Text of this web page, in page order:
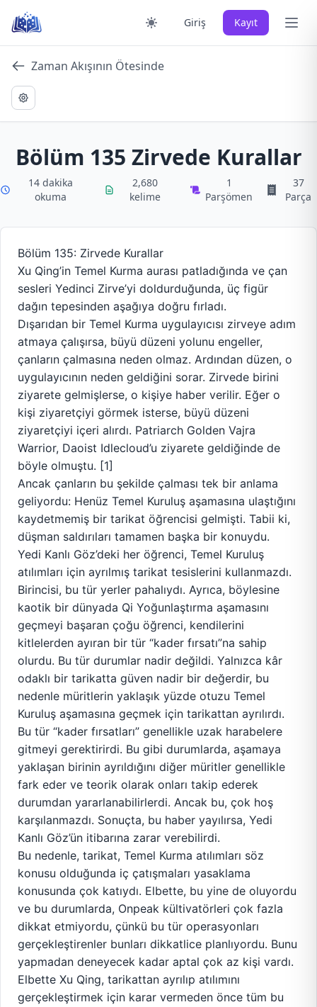
content
Giriş Kayıt Ana
Zaman Akışının Ötesinde
Bölüm 135 Zirvede Kurallar
14 dakika
okuma
2,680
kelime
1
Parşömen
37
Parça
Bölüm 135: Zirvede Kurallar
Xu Qing’in Temel Kurma aurası patladığında ve çan
sesleri Yedinci Zirve’yi doldurduğunda, üç figür
dağın tepesinden aşağıya doğru fırladı.
Dışarıdan bir Temel Kurma uygulayıcısı zirveye adım
atmaya çalışırsa, büyü düzeni yolunu engeller,
çanların çalmasına neden olmaz. Ardından düzen, o
uygulayıcının neden geldiğini sorar. Zirvede birini
ziyarete gelmişlerse, o kişiye haber verilir. Eğer o
kişi ziyaretçiyi görmek isterse, büyü düzeni
ziyaretçiyi içeri alırdı. Patriarch Golden Vajra
Warrior, Daoist Idlecloud’u ziyarete geldiğinde de
böyle olmuştu. [1]
Ancak çanların bu şekilde çalması tek bir anlama
geliyordu: Henüz Temel Kuruluş aşamasına ulaştığını
kaydetmemiş bir tarikat öğrencisi gelmişti. Tabii ki,
düşman saldırıları tamamen başka bir konuydu.
Yedi Kanlı Göz’deki her öğrenci, Temel Kuruluş
atılımları için ayrılmış tarikat tesislerini kullanmazdı.
Birincisi, bu tür yerler pahalıydı. Ayrıca, böylesine
kaotik bir dünyada Qi Yoğunlaştırma aşamasını
geçmeyi başaran çoğu öğrenci, kendilerini
kitlelerden ayıran bir tür “kader fırsatı”na sahip
olurdu. Bu tür durumlar nadir değildi. Yalnızca kâr
odaklı bir tarikatta güven nadir bir değerdir, bu
nedenle müritlerin yaklaşık yüzde otuzu Temel
Kuruluş aşamasına geçmek için tarikattan ayrılırdı.
Bu tür “kader fırsatları” genellikle uzak harabelere
gitmeyi gerektirirdi. Bu gibi durumlarda, aşamaya
yaklaşan birinin ayrıldığını diğer müritler genellikle
fark eder ve teorik olarak onları takip ederek
durumdan yararlanabilirlerdi. Ancak bu, çok hoş
karşılanmazdı. Sonuçta, bu haber yayılırsa, Yedi
Kanlı Göz’ün itibarına zarar verebilirdi.
Bu nedenle, tarikat, Temel Kurma atılımları söz
konusu olduğunda iç çatışmaları yasaklama
konusunda çok katıydı. Elbette, bu yine de oluyordu
ve bu durumlarda, Onpeak kültivatörleri çok fazla
dikkat etmiyordu, çünkü bu tür operasyonları
gerçekleştirenler bunları dikkatlice planlıyordu. Bunu
yapmadan deneyecek kadar aptal çok az kişi vardı.
Elbette Xu Qing, tarikattan ayrılıp atılımını
gerçekleştirmek için karar vermeden önce tüm bu